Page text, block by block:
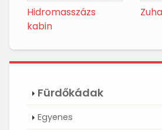
Hidromasszázs
kabin
Fürdőkádak
Egyenes